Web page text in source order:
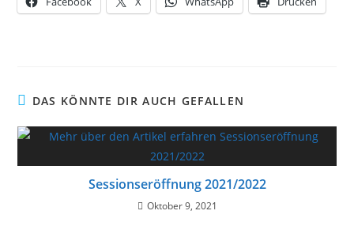
DAS KÖNNTE DIR AUCH GEFALLEN
Sessionseröffnung 2021/2022
Oktober 9, 2021